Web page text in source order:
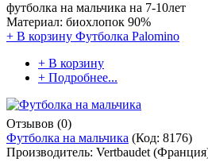
футболка на мальчика на 7-10лет
Материал: биохлопок 90%
+ В корзину Футболка Palomino
+ В корзину
+ Подробнее...
Отзывов (0)
Футболка на мальчика (Код: 8176)
Производитель: Vertbaudet